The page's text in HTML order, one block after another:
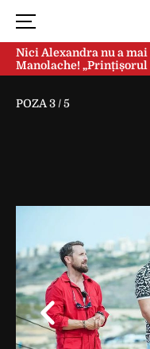
Nici Alexandra nu a
Manolache!
după doi ani de căsnicie
POZA 3 /5